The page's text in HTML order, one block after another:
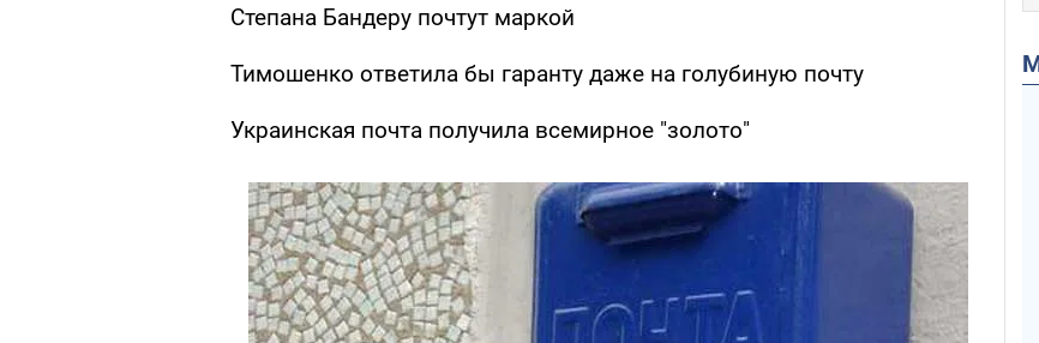
Степана Бандерy почтут маркой
Тимошенко ответила бы гаранту даже на голубиную почту
Украинская почта получила всемирное "золото"